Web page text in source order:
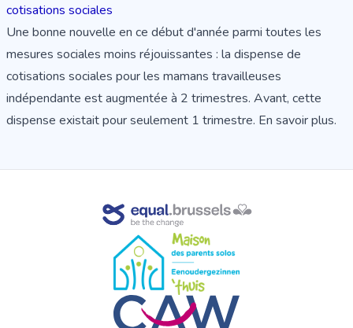
cotisations sociales
Une bonne nouvelle en ce début d'année parmi toutes les
mesures sociales moins réjouissantes : la dispense de
cotisations sociales pour les mamans travailleuses
indépendante est augmentée à 2 trimestres. Avant, cette
dispense existait pour seulement 1 trimestre. En savoir plus.